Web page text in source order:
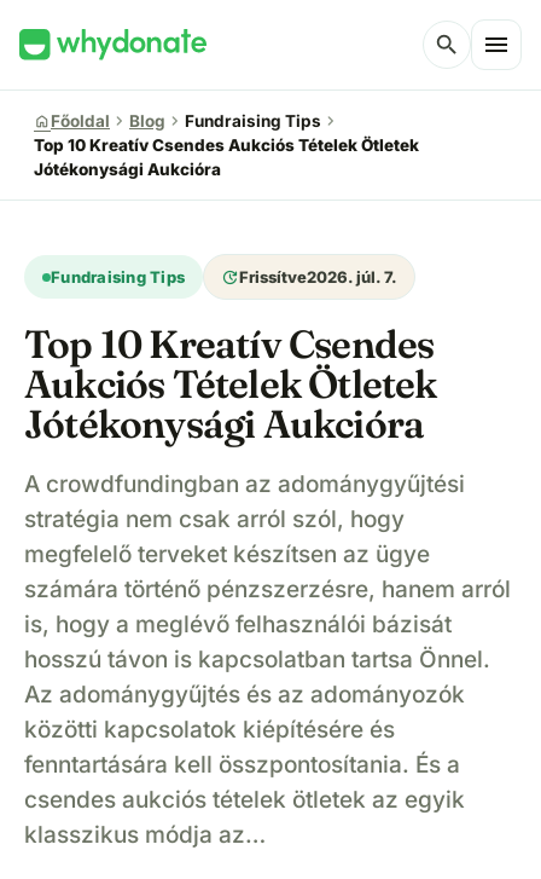
search menu
homeFőoldal chevron_right Blog chevron_right Fundraising Tips chevron_right
Top 10 Kreatív Csendes Aukciós Tételek Ötletek
Jótékonysági Aukcióra
Fundraising Tips updateFrissítve2026. júl. 7.
Top 10 Kreatív Csendes
Aukciós Tételek Ötletek
Jótékonysági Aukcióra
A crowdfundingban az adománygyűjtési
stratégia nem csak arról szól, hogy
megfelelő terveket készítsen az ügye
számára történő pénzszerzésre, hanem arról
is, hogy a meglévő felhasználói bázisát
hosszú távon is kapcsolatban tartsa Önnel.
Az adománygyűjtés és az adományozók
közötti kapcsolatok kiépítésére és
fenntartására kell összpontosítania. És a
csendes aukciós tételek ötletek az egyik
klasszikus módja az…